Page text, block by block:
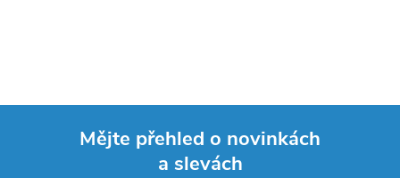
y
Mějte přehled o novinkách
a slevách